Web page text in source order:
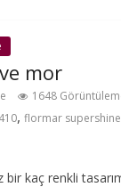
mor
1648
,flormar
kaç renkli